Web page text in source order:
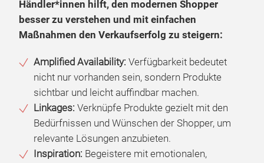
Händler*innen hilft, den modernen Shopper
besser zu verstehen und mit einfachen
Maßnahmen den Verkaufserfolg zu steigern:
Amplified Availability: Verfügbarkeit bedeutet
nicht nur vorhanden sein, sondern Produkte
sichtbar und leicht auffindbar machen.
Linkages: Verknüpfe Produkte gezielt mit den
Bedürfnissen und Wünschen der Shopper, um
relevante Lösungen anzubieten.
Inspiration: Begeistere mit emotionalen,